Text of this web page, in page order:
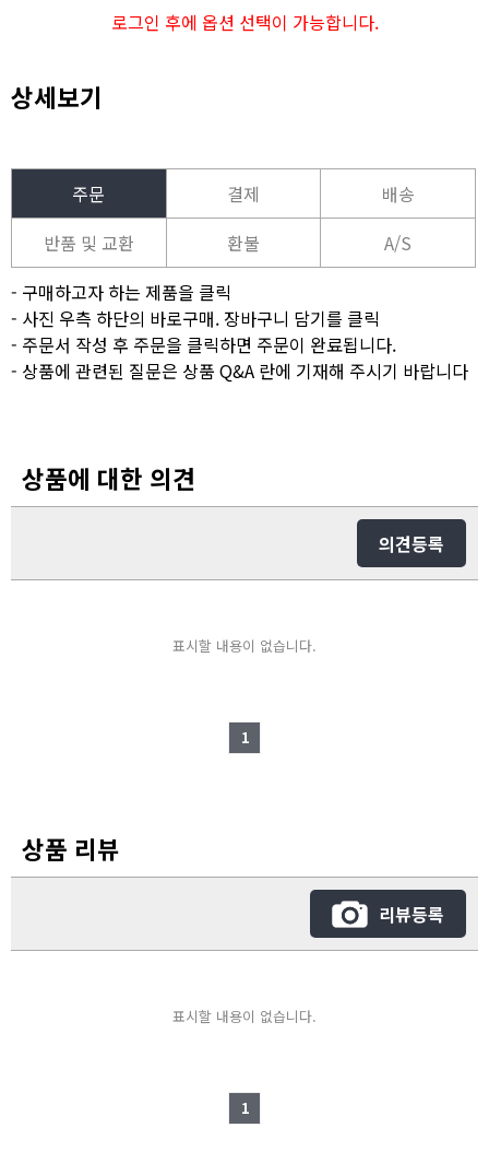
로그인 후에 옵션 선택이 가능합니다.
상세보기
주문 결제
배송
반품 및 교환
환불
A/S
- 구매하고자 하는 제품을 클릭
- 사진 우측 하단의 바로구매. 장바구니 담기를 클릭
- 주문서 작성 후 주문을 클릭하면 주문이 완료됩니다.
- 상품에 관련된 질문은 상품 Q&A 란에 기재해 주시기 바랍니다
상품에 대한 의견
의견등록
표시할 내용이 없습니다.
1
상품 리뷰
리뷰등록
표시할 내용이 없습니다.
1